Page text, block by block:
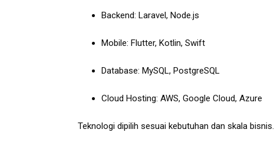
Backend: Laravel, Node.js
Mobile: Flutter, Kotlin, Swift
Database: MySQL, PostgreSQL
Cloud Hosting: AWS, Google Cloud, Azure
Teknologi dipilih sesuai kebutuhan dan skala bisnis.